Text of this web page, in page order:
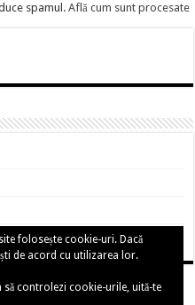
spamul.Află cum sunt procesate
folosește cookie-uri. Dacă
de acord cu utilizarea lor.
controlezi cookie-urile, uită-te